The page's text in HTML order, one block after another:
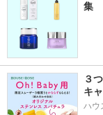
集
３
キ
ハウ